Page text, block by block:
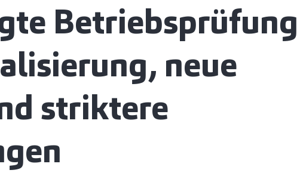
Betriebsprüfung
neue
striktere